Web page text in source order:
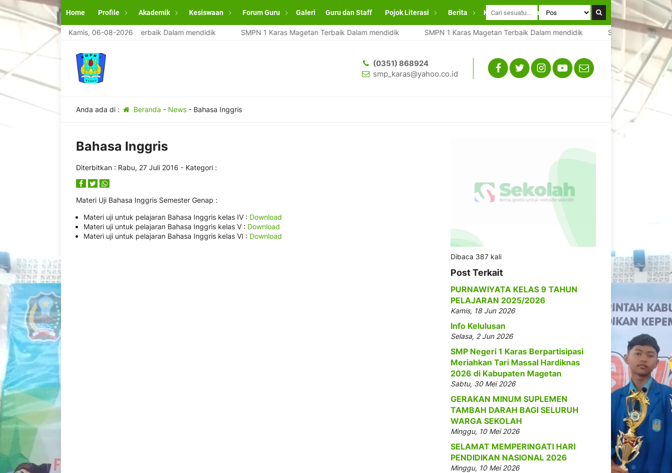
Home Profile Akademik Kesiswaan Forum Guru Galeri Guru dan Staff Pojok Literasi Berita Kontak Layanan Wali Murid
Pengumuman Kelulusan
Kamis, 06-08-2026
SMPN 1 Karas Magetan Terbaik Dalam mendidik SMPN 1 Karas Magetan Terbaik Dalam mendidik SMPN 1 Karas Magetan Terbaik Dalam mendidik SMPN 1 Karas
(0351) 868924
smp_karas@yahoo.co.id
Anda ada di : Beranda - News- Bahasa Inggris
Bahasa Inggris
Diterbitkan : Rabu, 27 Juli 2016 - Kategori :
Materi Uji Bahasa Inggris Semester Genap :
Materi uji untuk pelajaran Bahasa Inggris kelas IV : Download
Materi uji untuk pelajaran Bahasa Inggris kelas V : Download
Materi uji untuk pelajaran Bahasa Inggris kelas VI : Download
Dibaca 387 kali
Post Terkait
PURNAWIYATA KELAS 9 TAHUN
PELAJARAN 2025/2026
Kamis, 18 Jun 2026
Info Kelulusan
Selasa, 2 Jun 2026
SMP Negeri 1 Karas Berpartisipasi
Meriahkan Tari Massal Hardiknas
2026 di Kabupaten Magetan
Sabtu, 30 Mei 2026
GERAKAN MINUM SUPLEMEN
TAMBAH DARAH BAGI SELURUH
WARGA SEKOLAH
Minggu, 10 Mei 2026
SELAMAT MEMPERINGATI HARI
PENDIDIKAN NASIONAL 2026
Minggu, 10 Mei 2026